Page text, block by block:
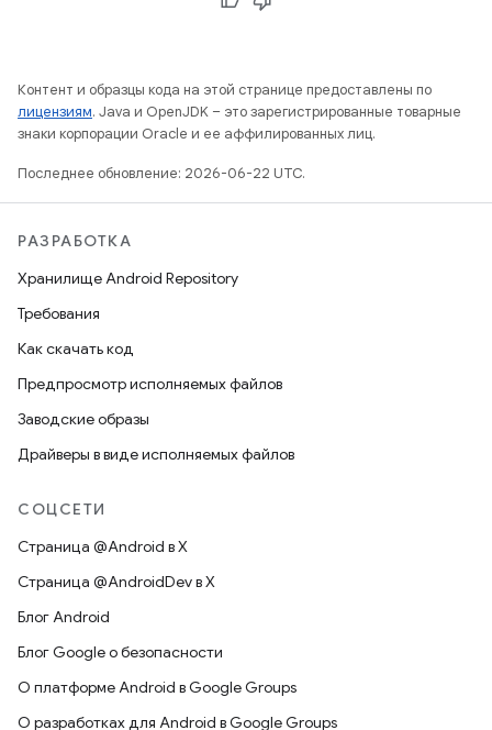
Контент и образцы кода на этой странице предоставлены по
лицензиям. Java и OpenJDK – это зарегистрированные товарные
знаки корпорации Oracle и ее аффилированных лиц.
Последнее обновление: 2026-06-22 UTC.
РАЗРАБОТКА
Хранилище Android Repository
Требования
Как скачать код
Предпросмотр исполняемых файлов
Заводские образы
Драйверы в виде исполняемых файлов
СОЦСЕТИ
Страница @Android в X
Страница @AndroidDev в X
Блог Android
Блог Google о безопасности
О платформе Android в Google Groups
О разработках для Android в Google Groups